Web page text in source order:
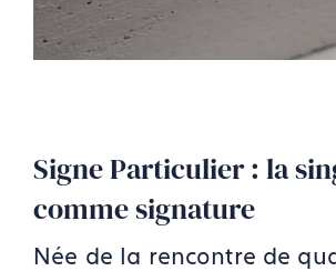
Signe Particulier : la
comme signature
Née de la rencontre de